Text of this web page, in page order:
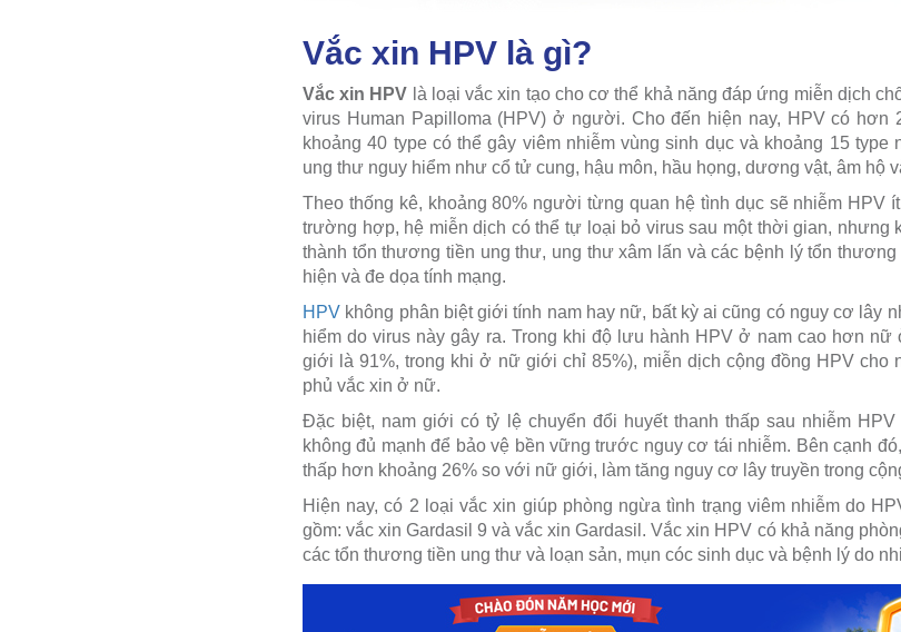
Vắc xin HPV là gì?
Vắc xin HPV là loại vắc xin tạo cho cơ thể khả năng đáp ứng miễn dịch
virus Human Papilloma (HPV) ở người. Cho đến hiện nay, HPV có hơn
khoảng 40 type có thể gây viêm nhiễm vùng sinh dục và khoảng 15
ung thư nguy hiểm như cổ tử cung, hậu môn, hầu họng, dương vật, âm hộ
Theo thống kê, khoảng 80% người từng quan hệ tình dục sẽ nhiễm HPV
trường hợp, hệ miễn dịch có thể tự loại bỏ virus sau một thời gian, nhưng
thành tổn thương tiền ung thư, ung thư xâm lấn và các bệnh lý tổn
hiện và đe dọa tính mạng.
HPV không phân biệt giới tính nam hay nữ, bất kỳ ai cũng có nguy cơ lây
hiểm do virus này gây ra. Trong khi độ lưu hành HPV ở nam cao hơn
giới là 91%, trong khi ở nữ giới chỉ 85%), miễn dịch cộng đồng HPV cho
phủ vắc xin ở nữ.
Đặc biệt, nam giới có tỷ lệ chuyển đổi huyết thanh thấp sau nhiễm
không đủ mạnh để bảo vệ bền vững trước nguy cơ tái nhiễm. Bên cạnh
thấp hơn khoảng 26% so với nữ giới, làm tăng nguy cơ lây truyền trong
Hiện nay, có 2 loại vắc xin giúp phòng ngừa tình trạng viêm nhiễm do
gồm: vắc xin Gardasil 9 và vắc xin Gardasil. Vắc xin HPV có khả năng
các tổn thương tiền ung thư và loạn sản, mụn cóc sinh dục và bệnh lý do